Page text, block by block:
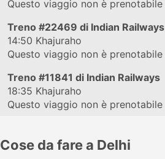
Questo viaggio non è prenotabile
Treno #22469 di Indian Railways
14:50 Khajuraho
Questo viaggio non è prenotabile
Treno #11841 di Indian Railways
18:35 Khajuraho
Questo viaggio non è prenotabile
Cose da fare a Delhi